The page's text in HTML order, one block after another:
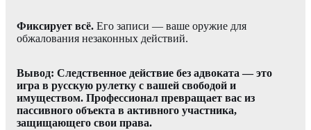
Фиксирует всё. Его записи — ваше оружие для
обжалования незаконных действий.
Вывод: Следственное действие без адвоката — это
игра в русскую рулетку с вашей свободой и
имуществом. Профессионал превращает вас из
пассивного объекта в активного участника,
защищающего свои права.